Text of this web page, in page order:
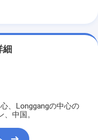
細
、Longgangの中心の
中国。